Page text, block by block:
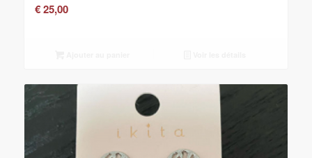
€25,00